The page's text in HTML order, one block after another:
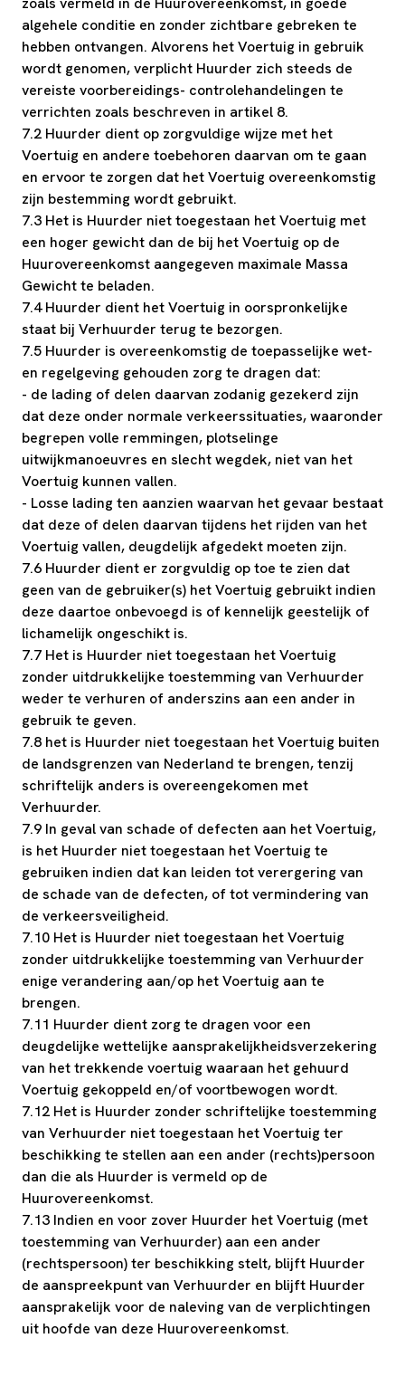
algehele conditie en zonder zichtbare gebreken te
hebben ontvangen. Alvorens het Voertuig in gebruik
wordt genomen, verplicht Huurder zich steeds de
vereiste voorbereidings- controlehandelingen te
verrichten zoals beschreven in artikel 8.
7.2 Huurder dient op zorgvuldige wijze met het
Voertuig en andere toebehoren daarvan om te gaan
en ervoor te zorgen dat het Voertuig overeenkomstig
zijn bestemming wordt gebruikt.
7.3 Het is Huurder niet toegestaan het Voertuig met
een hoger gewicht dan de bij het Voertuig op de
Huurovereenkomst aangegeven maximale Massa
Gewicht te beladen.
7.4 Huurder dient het Voertuig in oorspronkelijke
staat bij Verhuurder terug te bezorgen.
7.5 Huurder is overeenkomstig de toepasselijke wet-
en regelgeving gehouden zorg te dragen dat:
- de lading of delen daarvan zodanig gezekerd zijn
dat deze onder normale verkeerssituaties, waaronder
begrepen volle remmingen, plotselinge
uitwijkmanoeuvres en slecht wegdek, niet van het
Voertuig kunnen vallen.
- Losse lading ten aanzien waarvan het gevaar bestaat
dat deze of delen daarvan tijdens het rijden van het
Voertuig vallen, deugdelijk afgedekt moeten zijn.
7.6 Huurder dient er zorgvuldig op toe te zien dat
geen van de gebruiker(s) het Voertuig gebruikt indien
deze daartoe onbevoegd is of kennelijk geestelijk of
lichamelijk ongeschikt is.
7.7 Het is Huurder niet toegestaan het Voertuig
zonder uitdrukkelijke toestemming van Verhuurder
weder te verhuren of anderszins aan een ander in
gebruik te geven.
7.8 het is Huurder niet toegestaan het Voertuig buiten
de landsgrenzen van Nederland te brengen, tenzij
schriftelijk anders is overeengekomen met
Verhuurder.
7.9 In geval van schade of defecten aan het Voertuig,
is het Huurder niet toegestaan het Voertuig te
gebruiken indien dat kan leiden tot verergering van
de schade van de defecten, of tot vermindering van
de verkeersveiligheid.
7.10 Het is Huurder niet toegestaan het Voertuig
zonder uitdrukkelijke toestemming van Verhuurder
enige verandering aan/op het Voertuig aan te
brengen.
7.11 Huurder dient zorg te dragen voor een
deugdelijke wettelijke aansprakelijkheidsverzekering
van het trekkende voertuig waaraan het gehuurd
Voertuig gekoppeld en/of voortbewogen wordt.
7.12 Het is Huurder zonder schriftelijke toestemming
van Verhuurder niet toegestaan het Voertuig ter
beschikking te stellen aan een ander (rechts)persoon
dan die als Huurder is vermeld op de
Huurovereenkomst.
7.13 Indien en voor zover Huurder het Voertuig (met
toestemming van Verhuurder) aan een ander
(rechtspersoon) ter beschikking stelt, blijft Huurder
de aanspreekpunt van Verhuurder en blijft Huurder
aansprakelijk voor de naleving van de verplichtingen
uit hoofde van deze Huurovereenkomst.